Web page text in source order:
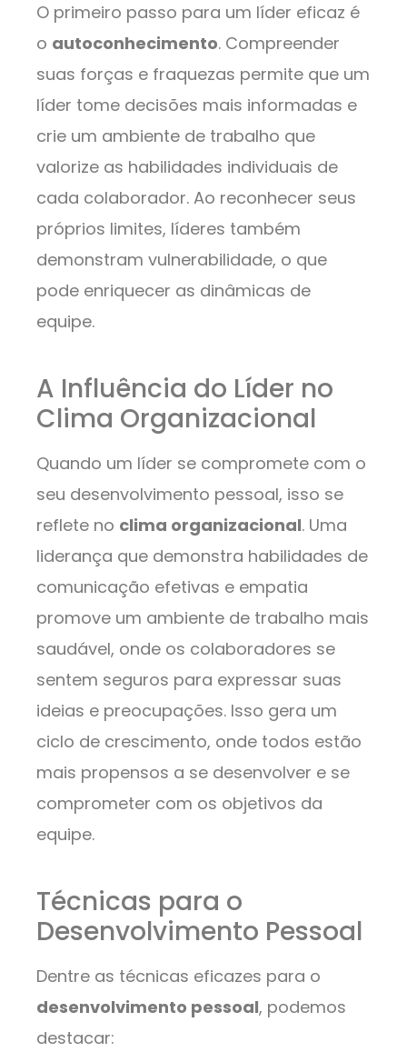
O primeiro passo para um líder eficaz é
o autoconhecimento. Compreender
suas forças e fraquezas permite que um
líder tome decisões mais informadas e
crie um ambiente de trabalho que
valorize as habilidades individuais de
cada colaborador. Ao reconhecer seus
próprios limites, líderes também
demonstram vulnerabilidade, o que
pode enriquecer as dinâmicas de
equipe.
A Influência do Líder no
Clima Organizacional
Quando um líder se compromete com o
seu desenvolvimento pessoal, isso se
reflete no clima organizacional. Uma
liderança que demonstra habilidades de
comunicação efetivas e empatia
promove um ambiente de trabalho mais
saudável, onde os colaboradores se
sentem seguros para expressar suas
ideias e preocupações. Isso gera um
ciclo de crescimento, onde todos estão
mais propensos a se desenvolver e se
comprometer com os objetivos da
equipe.
Técnicas para o
Desenvolvimento Pessoal
Dentre as técnicas eficazes para o
desenvolvimento pessoal, podemos
destacar: